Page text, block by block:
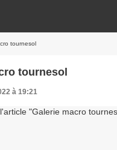
tournesol
tournesol
à 19:21